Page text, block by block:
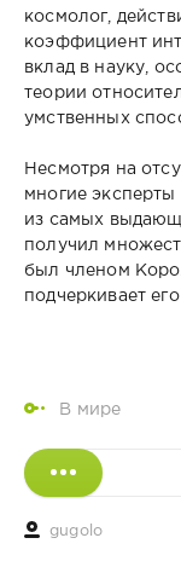
космолог,
коэффициент
вклад в науку,
теории
умственных
Несмотря на
многие эксперты
из самых
получил
был членом
подчеркивает
В мире
gugolo